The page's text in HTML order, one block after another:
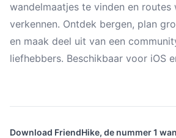
wandelmaatjes te vinden en
verkennen. Ontdek bergen, plan
en maak deel uit van een
liefhebbers. Beschikbaar voor iOS
Download FriendHike, de nummer 1